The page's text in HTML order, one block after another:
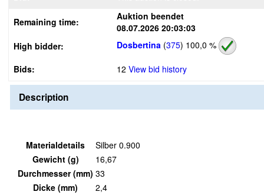
Remaining time:
Auktion beendet
08.07.2026 20:03:03
High bidder:
Dosbertina (375) 100,0 %
Bids: 12 View bid history
Description
Materialdetails
Silber 0.900
Gewicht (g)
16,67
Durchmesser (mm) 33
Dicke (mm)
2,4